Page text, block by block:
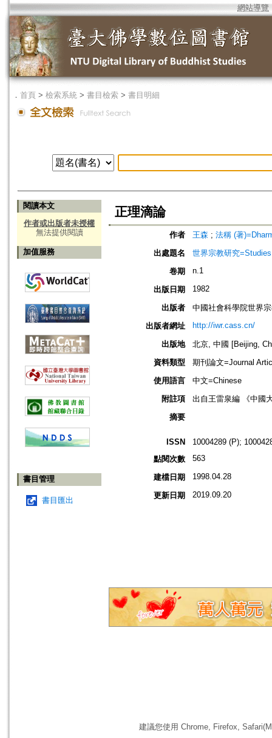
網站導覽
． 首頁 > 檢索系統 > 書目檢索 > 書目明細
閱讀本文
作者或出版者未授權
無法提供閱讀
加值服務
書目管理
書目匯出
正理滴論
作者 王森 ; 法稱 (著
出處題名
世界宗教研究
卷期
n.1
出版日期 1982
出版者
中國社會科學院世界
出版者網址
http://iwr.cass.cn/
出版地
北京, 中國 [Beijing,
資料類型
期刊論文=Journal
使用語言
中文=Chinese
附註項
出自王雷泉編 《中國
摘要
ISSN
10004289 (P);
點閱次數
563
建檔日期 1998.04.28
更新日期 2019.09.20
建議您使用 Chrome, Firefox,